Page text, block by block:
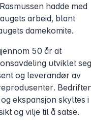
hadde med
arbeid, blant
damekomite.
50 år at
utviklet seg
og leverandør av
ekspansjon skyltes i
og vilje til å satse.